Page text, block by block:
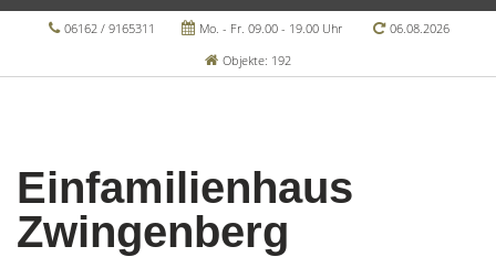
06162 / 9165311 Mo. - Fr. 09.00 - 19.00 Uhr
06.08.2026
Objekte: 192
Einfamilienhaus
Zwingenberg